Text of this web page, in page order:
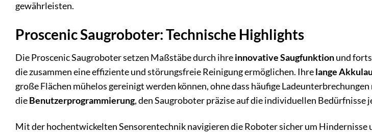
gewährleisten.
Proscenic Saugroboter: Technische Highlights
Die Proscenic Saugroboter setzen Maßstäbe durch ihreinnovative Saugfunktionund
die zusammen eine effiziente und störungsfreie Reinigung ermöglichen. Ihrelange
große Flächen mühelos gereinigt werden können, ohne dass häufige
dieBenutzerprogrammierung, den Saugroboter präzise auf die individuellen Bedürfnisse
Mit der hochentwickelten Sensorentechnik navigieren die Roboter sicher um Hindernisse